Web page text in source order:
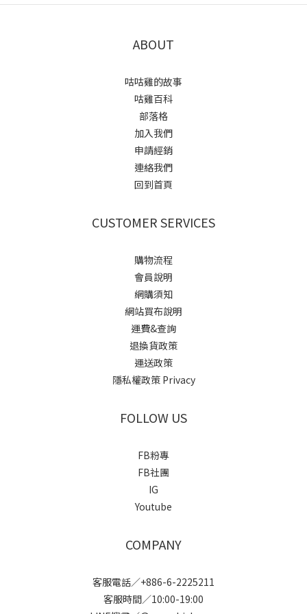
ABOUT
咕咕雞的故事
咕雞百科
部落格
加入我們
申請經銷
連絡我們
回到首頁
CUSTOMER SERVICES
購物流程
會員說明
網購須知
網站買布說明
運費&查詢
退換貨政策
運送政策
隱私權政策 Privacy
FOLLOW US
FB粉專
FB社團
IG
Youtube
COMPANY
客服電話／+886-6-2225211
客服時間／10:00-19:00